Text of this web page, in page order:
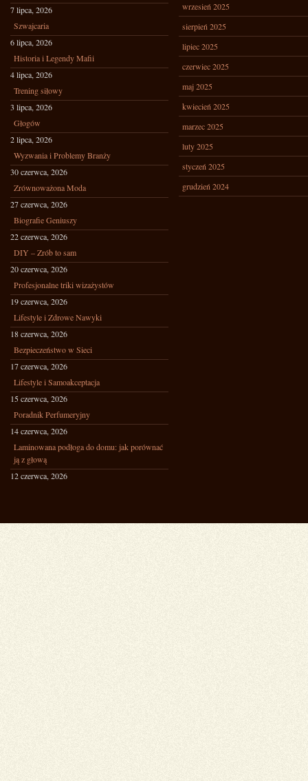
7 lipca, 2026
Szwajcaria
6 lipca, 2026
Historia i Legendy Mafii
4 lipca, 2026
Trening siłowy
3 lipca, 2026
Głogów
2 lipca, 2026
Wyzwania i Problemy Branży
30 czerwca, 2026
Zrównoważona Moda
27 czerwca, 2026
Biografie Geniuszy
22 czerwca, 2026
DIY – Zrób to sam
20 czerwca, 2026
Profesjonalne triki wizażystów
19 czerwca, 2026
Lifestyle i Zdrowe Nawyki
18 czerwca, 2026
Bezpieczeństwo w Sieci
17 czerwca, 2026
Lifestyle i Samoakceptacja
15 czerwca, 2026
Poradnik Perfumeryjny
14 czerwca, 2026
Laminowana podłoga do domu: jak porównać
ją z głową
12 czerwca, 2026
wrzesień 2025
sierpień 2025
lipiec 2025
czerwiec 2025
maj 2025
kwiecień 2025
marzec 2025
luty 2025
styczeń 2025
grudzień 2024